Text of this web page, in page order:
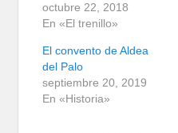
octubre 22, 2018
En «El trenillo»
El convento de Aldea
del Palo
septiembre 20, 2019
En «Historia»